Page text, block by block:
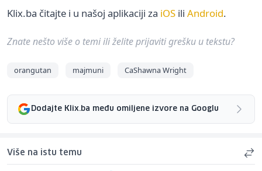
Klix.ba čitajte i u našoj aplikaciji za iOS ili Android.
Znate nešto više o temi ili želite prijaviti grešku u tekstu?
orangutan majmuni CaShawna Wright
Dodajte Klix.ba među omiljene izvore na Googlu
Više na istu temu